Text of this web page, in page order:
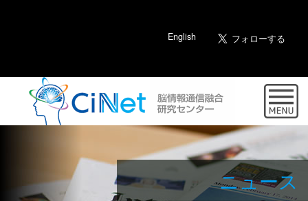
English
ニュース